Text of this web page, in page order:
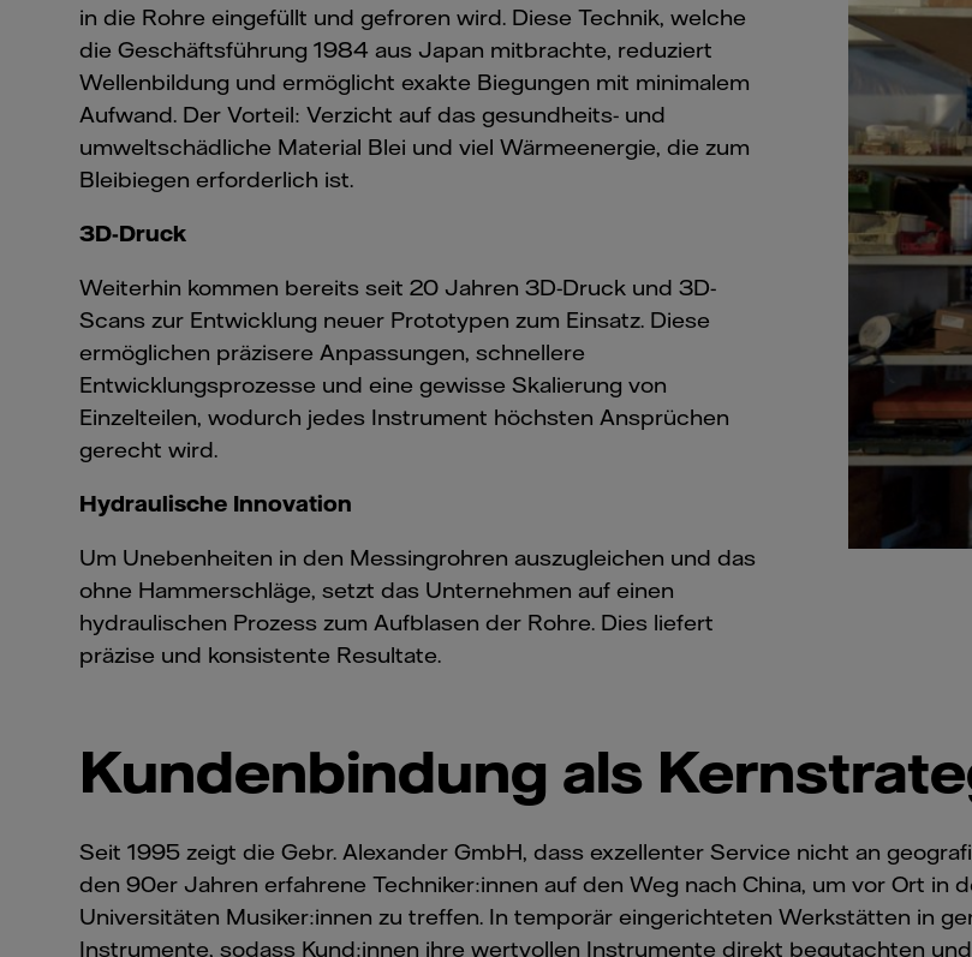
in die Rohre eingefüllt und gefroren wird. Diese Technik, welche
die Geschäftsführung 1984 aus Japan mitbrachte, reduziert
Wellenbildung und ermöglicht exakte Biegungen mit minimalem
Aufwand. Der Vorteil: Verzicht auf das gesundheits- und
umweltschädliche Material Blei und viel Wärmeenergie, die zum
Bleibiegen erforderlich ist.
3D-Druck
Weiterhin kommen bereits seit 20 Jahren 3D-Druck und 3D-
Scans zur Entwicklung neuer Prototypen zum Einsatz. Diese
ermöglichen präzisere Anpassungen, schnellere
Entwicklungsprozesse und eine gewisse Skalierung von
Einzelteilen, wodurch jedes Instrument höchsten Ansprüchen
gerecht wird.
Hydraulische Innovation
Um Unebenheiten in den Messingrohren auszugleichen und das
ohne Hammerschläge, setzt das Unternehmen auf einen
hydraulischen Prozess zum Aufblasen der Rohre. Dies liefert
präzise und konsistente Resultate.
Kundenbindung als
Seit 1995 zeigt die Gebr. Alexander GmbH, dass exzellenter Service nicht an
den 90er Jahren erfahrene Techniker:innen auf den Weg nach China, um vor Ort in
Universitäten Musiker:innen zu treffen. In temporär eingerichteten Werkstätten in
Instrumente, sodass Kund:innen ihre wertvollen Instrumente direkt begutachten